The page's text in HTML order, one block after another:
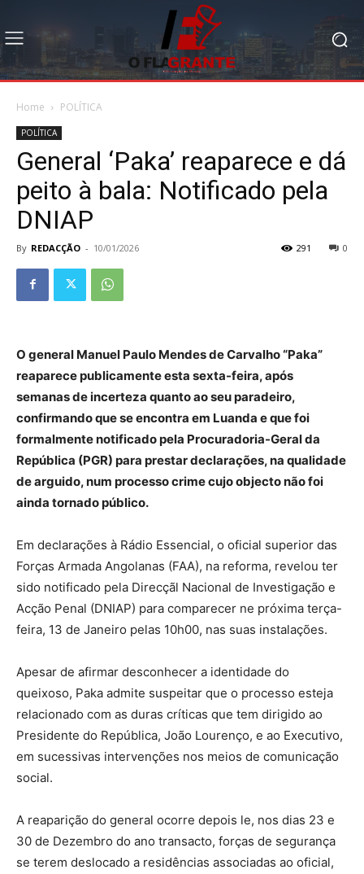
Home POLÍTICA
POLÍTICA
General ‘Paka’ reaparece e dá
peito à bala: Notificado pela
DNIAP
By REDACÇÃO - 10/01/2026 0
291
O general Manuel Paulo Mendes de Carvalho “Paka”
reaparece publicamente esta sexta-feira, após
semanas de incerteza quanto ao seu paradeiro,
confirmando que se encontra em Luanda e que foi
formalmente notificado pela Procuradoria-Geral da
República (PGR) para prestar declarações, na qualidade
de arguido, num processo crime cujo objecto não foi
ainda tornado público.
Em declarações à Rádio Essencial, o oficial superior das
Forças Armada Angolanas (FAA), na reforma, revelou ter
sido notificado pela Direcçãl Nacional de Investigação e
Acção Penal (DNIAP) para comparecer ne próxima terça-
feira, 13 de Janeiro pelas 10h00, nas suas instalações.
Apesar de afirmar desconhecer a identidade do
queixoso, Paka admite suspeitar que o processo esteja
relacionado com as duras críticas que tem dirigido ao
Presidente do República, João Lourenço, e ao Executivo,
em sucessivas intervenções nos meios de comunicação
social.
A reaparição do general ocorre depois le, nos dias 23 e
30 de Dezembro do ano transacto, forças de segurança
se terem deslocado a residências associadas ao oficial,